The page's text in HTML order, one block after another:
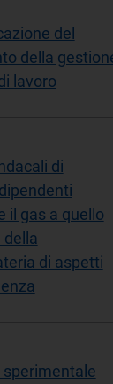
del
della
lavoro
di
il gas a quello
della
di aspetti
sperimentale